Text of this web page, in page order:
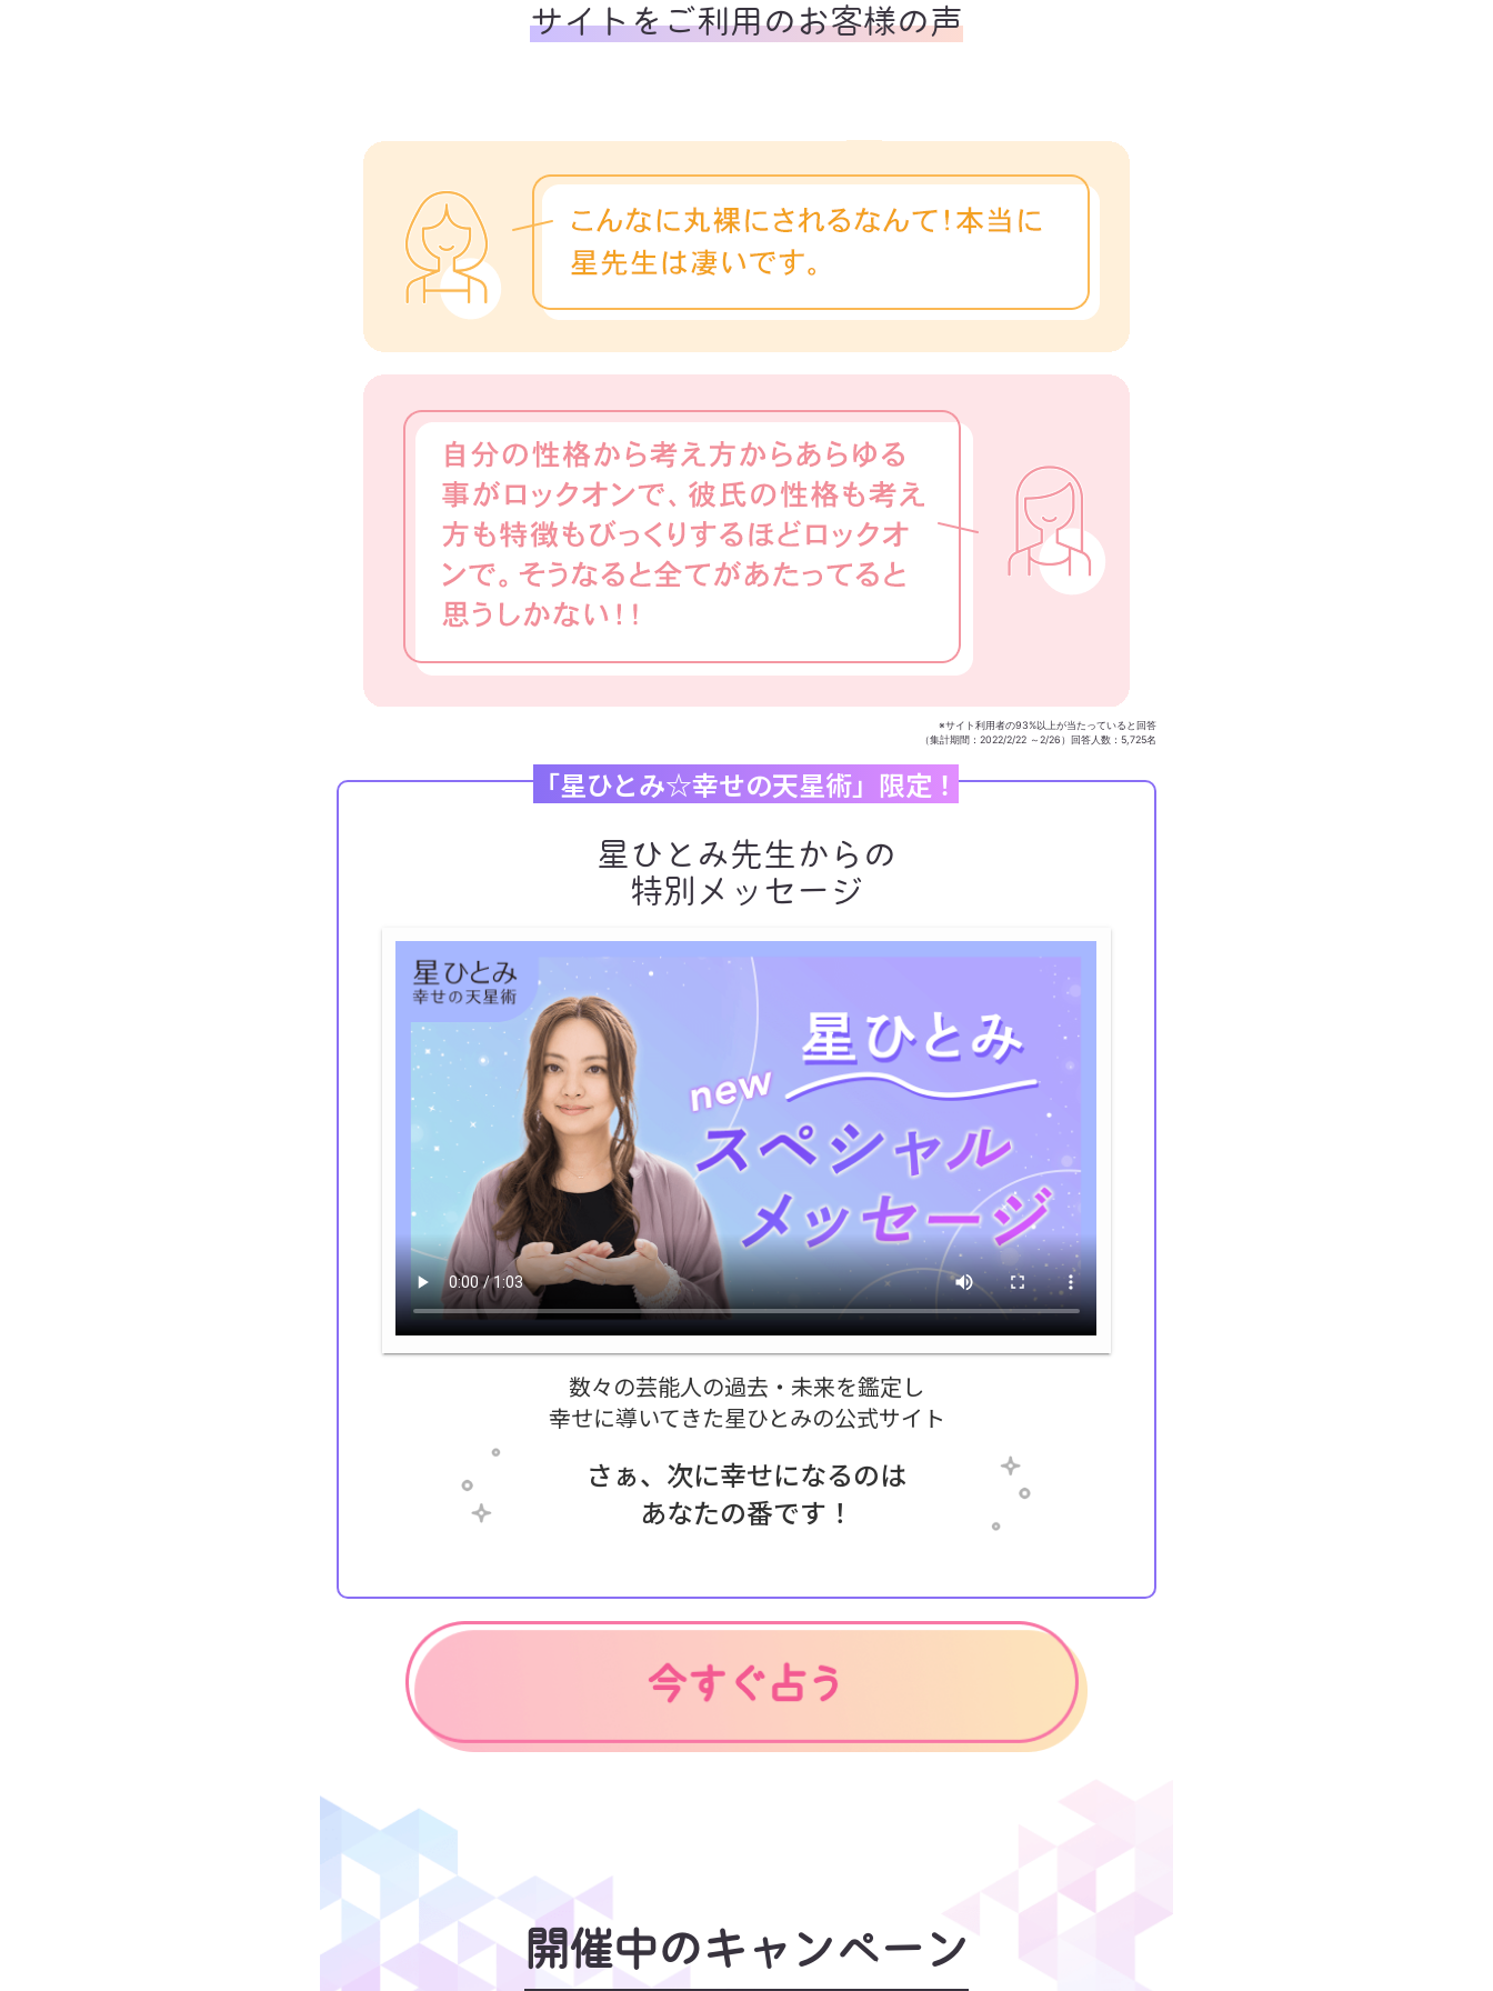
サイトをご利用のお客様の声
※サイト利用者の93%以上が当たっていると回答
（集計期間：2022/2/22 ～2/26）回答人数：5,725名
「星ひとみ☆幸せの天星術」限定！
星ひとみ先生からの
特別メッセージ
数々の芸能人の過去・未来を鑑定し
幸せに導いてきた星ひとみの公式サイト
さぁ、次に幸せになるのは
あなたの番です！
開催中のキャンペーン